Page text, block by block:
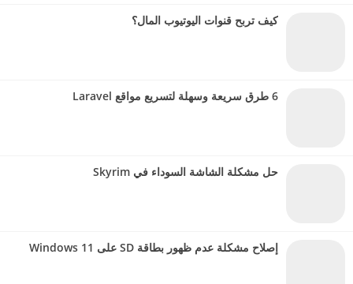
كيف تربح قنوات اليوتيوب المال؟
6 طرق سريعة وسهلة لتسريع مواقع Laravel
حل مشكلة الشاشة السوداء في Skyrim
إصلاح مشكلة عدم ظهور بطاقة SD على Windows 11